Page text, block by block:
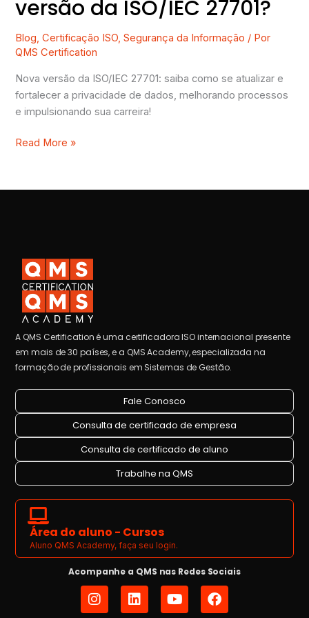
versão da ISO/IEC 27701?
Blog,Certificação ISO,Segurança da Informação / Por
QMS Certification
Nova versão da ISO/IEC 27701: saiba como se atualizar e
fortalecer a privacidade de dados, melhorando processos
e impulsionando sua carreira!
Read More »
A QMS Certification é uma certificadora ISO internacional presente
em mais de 30 países, e a QMS Academy, especializada na
formação de profissionais em Sistemas de Gestão.
Fale Conosco
Consulta de certificado de empresa
Consulta de certificado de aluno
Trabalhe na QMS
Área do aluno - Cursos
Aluno QMS Academy, faça seu login.
Acompanhe a QMS nas Redes Sociais
I
n
L
i
Y
o
F
a